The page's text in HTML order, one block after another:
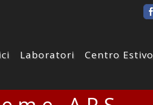
Laboratori
Centro Estivo